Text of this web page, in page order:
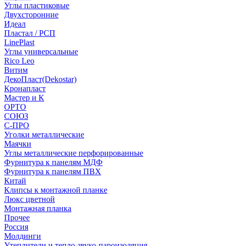
Углы пластиковые
Двухсторонние
Идеал
Пластал / РСП
LinePlast
Углы универсальные
Rico Leo
Витим
ДекоПласт(Dekostar)
Кронапласт
Мастер и К
ОРТО
СОЮЗ
С-ПРО
Уголки металлические
Маячки
Углы металлические перфорированные
Фурнитура к панелям МДФ
Фурнитура к панелям ПВХ
Китай
Клипсы к монтажной планке
Люкс цветной
Монтажная планка
Прочее
Россия
Молдинги